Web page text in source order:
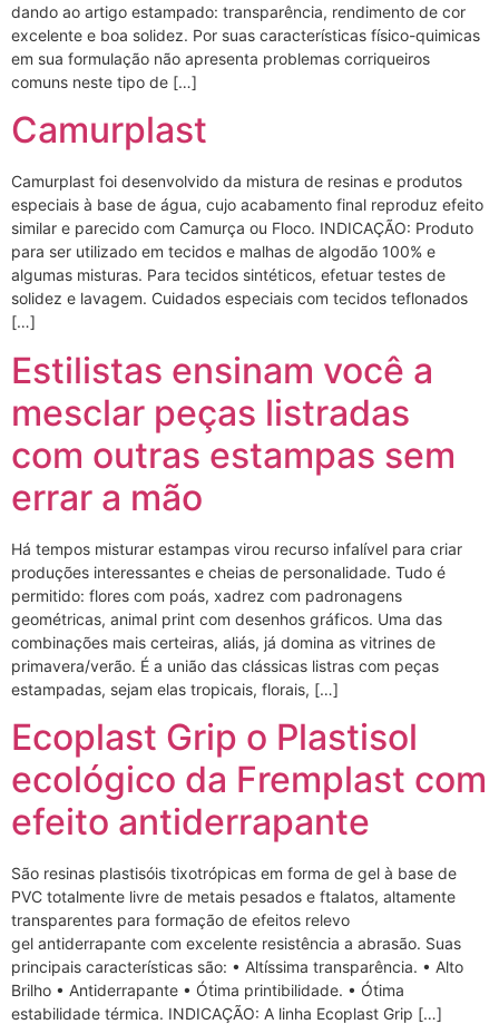
dando ao artigo estampado: transparência, rendimento de cor
excelente e boa solidez. Por suas características físico-quimicas
em sua formulação não apresenta problemas corriqueiros
comuns neste tipo de […]
Camurplast
Camurplast foi desenvolvido da mistura de resinas e produtos
especiais à base de água, cujo acabamento final reproduz efeito
similar e parecido com Camurça ou Floco. INDICAÇÃO: Produto
para ser utilizado em tecidos e malhas de algodão 100% e
algumas misturas. Para tecidos sintéticos, efetuar testes de
solidez e lavagem. Cuidados especiais com tecidos teflonados
[…]
Estilistas ensinam você a
mesclar peças listradas
com outras estampas sem
errar a mão
Há tempos misturar estampas virou recurso infalível para criar
produções interessantes e cheias de personalidade. Tudo é
permitido: flores com poás, xadrez com padronagens
geométricas, animal print com desenhos gráficos. Uma das
combinações mais certeiras, aliás, já domina as vitrines de
primavera/verão. É a união das clássicas listras com peças
estampadas, sejam elas tropicais, florais, […]
Ecoplast Grip o Plastisol
ecológico da Fremplast com
efeito antiderrapante
São resinas plastisóis tixotrópicas em forma de gel à base de
PVC totalmente livre de metais pesados e ftalatos, altamente
transparentes para formação de efeitos relevo
gel antiderrapante com excelente resistência a abrasão. Suas
principais características são: • Altíssima transparência. • Alto
Brilho • Antiderrapante • Ótima printibilidade. • Ótima
estabilidade térmica. INDICAÇÃO: A linha Ecoplast Grip […]